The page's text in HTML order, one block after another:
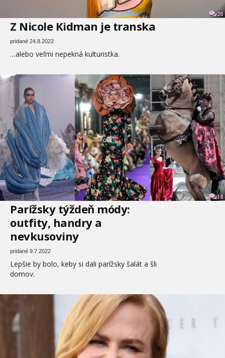
20
Z Nicole Kidman je transka
pridané 24.8.2022
…alebo veľmi nepekná kulturistka.
38
Parížsky týždeň módy:
outfity, handry a
nevkusoviny
pridané 9.7.2022
Lepšie by bolo, keby si dali parížsky šalát a šli
domov.